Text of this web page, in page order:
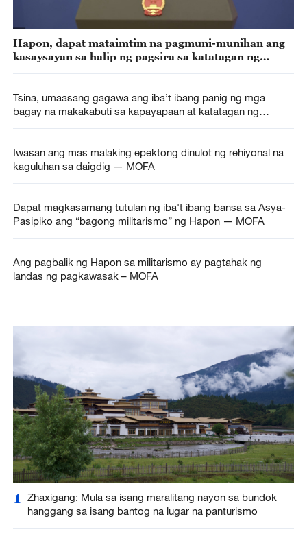
Hapon, dapat mataimtim na pagmuni-munihan ang
kasaysayan sa halip ng pagsira sa katatagan ng
Tsina, umaasang gagawa ang iba’t ibang panig ng mga
bagay na makakabuti sa kapayapaan at katatagan ng
Iwasan ang mas malaking epektong dinulot ng rehiyonal na
kaguluhan sa daigdig — MOFA
Dapat magkasamang tutulan ng iba't ibang bansa sa Asya-
Pasipiko ang “bagong militarismo” ng Hapon — MOFA
Ang pagbalik ng Hapon sa militarismo ay pagtahak ng
landas ng pagkawasak – MOFA
1
Zhaxigang: Mula sa isang maralitang nayon sa bundok
hanggang sa isang bantog na lugar na panturismo